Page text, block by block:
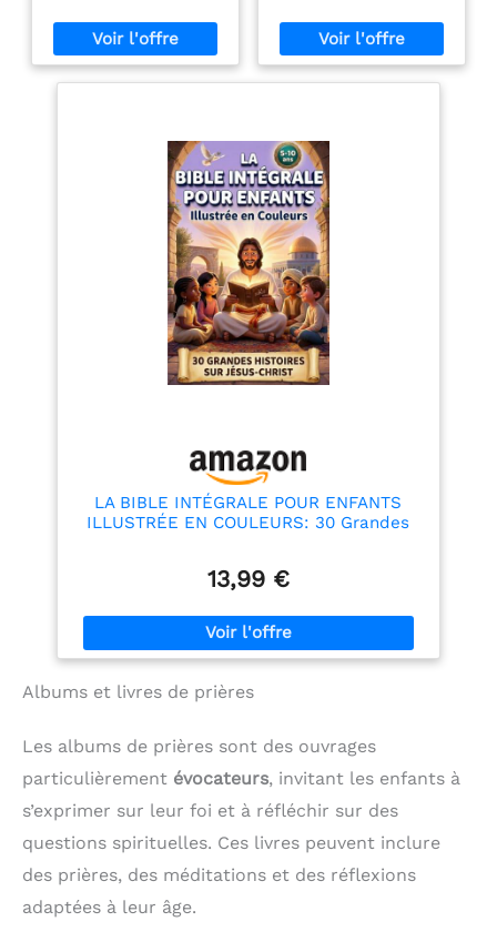
chrétien pour
cadeau de baptême
ou de naissance
LA BIBLE INTÉGRALE POUR ENFANTS
ILLUSTRÉE EN COULEURS: 30 Grandes
Testament
13,99 €
Albums et livres de prières
Les albums de prières sont des ouvrages
particulièrement évocateurs, invitant les enfants à
s’exprimer sur leur foi et à réfléchir sur des
questions spirituelles. Ces livres peuvent inclure
des prières, des méditations et des réflexions
adaptées à leur âge.